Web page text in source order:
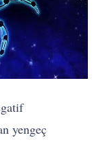
yengeç